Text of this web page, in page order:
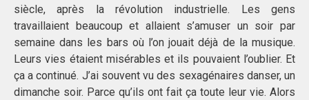
siècle, après la révolution industrielle. Les gens
travaillaient beaucoup et allaient s’amuser un soir par
semaine dans les bars où l’on jouait déjà de la musique.
Leurs vies étaient misérables et ils pouvaient l’oublier. Et
ça a continué. J’ai souvent vu des sexagénaires danser, un
dimanche soir. Parce qu’ils ont fait ça toute leur vie. Alors